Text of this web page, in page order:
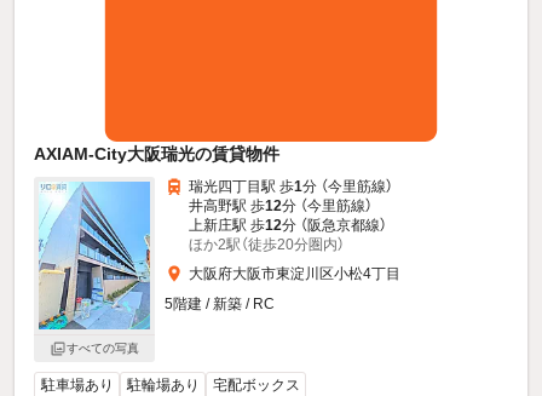
AXIAM-City大阪瑞光の賃貸物件
すべての写真
瑞光四丁目駅 歩1分 （今里筋線）
井高野駅 歩12分 （今里筋線）
上新庄駅 歩12分 （阪急京都線）
ほか2駅（徒歩20分圏内）
大阪府大阪市東淀川区小松4丁目
5階建 / 新築 / RC
駐車場あり 駐輪場あり 宅配ボックス